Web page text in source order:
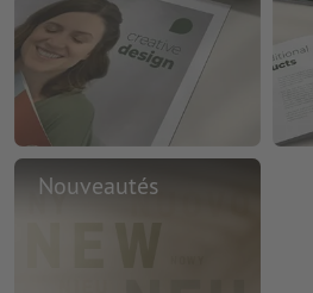
Nouveautés